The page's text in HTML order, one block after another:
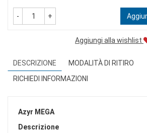
- +
Aggiungi alla wishlist
DESCRIZIONE
MODALITÀ DI RITIRO
RICHIEDI INFORMAZIONI
Azyr MEGA
Descrizione